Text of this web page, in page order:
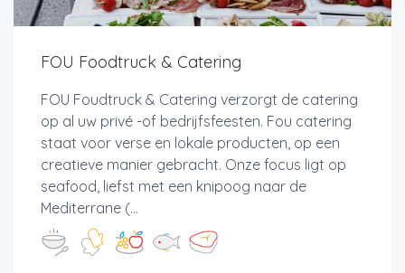
FOU Foodtruck & Catering
FOU Foudtruck & Catering verzorgt de catering
op al uw privé -of bedrijfsfeesten. Fou catering
staat voor verse en lokale producten, op een
creatieve manier gebracht. Onze focus ligt op
seafood, liefst met een knipoog naar de
Mediterrane (...